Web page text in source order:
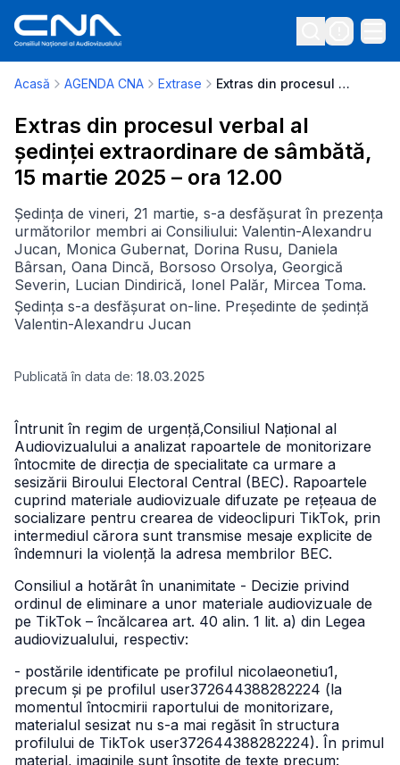
Acasă AGENDA CNA Extrase Extras din procesul verbal al ședinței extraordinare de sâmbătă, 15 martie 2025 – ora 12.00
Extras din procesul verbal al
ședinței extraordinare de sâmbătă,
15 martie 2025 – ora 12.00
Ședința de vineri, 21 martie, s-a desfășurat în prezența
următorilor membri ai Consiliului: Valentin-Alexandru
Jucan, Monica Gubernat, Dorina Rusu, Daniela
Bârsan, Oana Dincă, Borsoso Orsolya, Georgică
Severin, Lucian Dindirică, Ionel Palăr, Mircea Toma.
Ședința s-a desfășurat on-line. Președinte de ședință
Valentin-Alexandru Jucan
Publicată în data de: 18.03.2025
Întrunit în regim de urgență,Consiliul Național al
Audiovizualului a analizat rapoartele de monitorizare
întocmite de direcția de specialitate ca urmare a
sesizării Biroului Electoral Central (BEC). Rapoartele
cuprind materiale audiovizuale difuzate pe rețeaua de
socializare pentru crearea de videoclipuri TikTok, prin
intermediul cărora sunt transmise mesaje explicite de
îndemnuri la violență la adresa membrilor BEC.
Consiliul a hotărât în unanimitate - Decizie privind
ordinul de eliminare a unor materiale audiovizuale de
pe TikTok – încălcarea art. 40 alin. 1 lit. a) din Legea
audiovizualului, respectiv:
- postările identificate pe profilul nicolaeonetiu1,
precum și pe profilul user372644388282224 (la
momentul întocmirii raportului de monitorizare,
materialul sesizat nu s-a mai regăsit în structura
profilului de TikTok user372644388282224). În primul
material, imaginile sunt însoțite de texte precum: